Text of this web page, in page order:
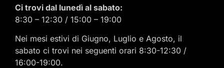
Ci trovi dal lunedì al sabato:
8:30 – 12:30 / 15:00 – 19:00
Nei mesi estivi di Giugno, Luglio e Agosto, il
sabato ci trovi nei seguenti orari 8:30-12:30 /
16:00-19:00.